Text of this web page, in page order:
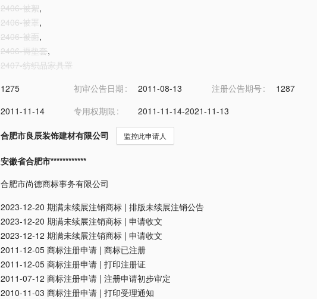
2406-被絮,
2406-被罩,
2406-被面,
2406-褥垫套,
2407-纺织品家具罩
1275 初审公告日期 2011-08-13 注册公告期号
1287
2011-11-14 专用权期限
2011-11-14-2021-11-13
合肥市良辰装饰建材有限公司 监控此申请人
安徽省合肥市************
合肥市尚德商标事务有限公司
2023-12-20 期满未续展注销商标 | 排版未续展注销公告
2023-12-20 期满未续展注销商标 | 申请收文
2023-12-12 期满未续展注销商标 | 申请收文
2011-12-05 商标注册申请 | 商标已注册
2011-12-05 商标注册申请 | 打印注册证
2011-07-12 商标注册申请 | 注册申请初步审定
2010-11-03 商标注册申请 | 打印受理通知